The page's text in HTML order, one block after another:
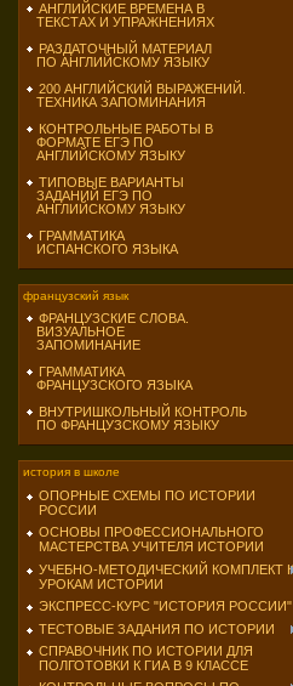
АНГЛИЙСКИЕ ВРЕМЕНА В
ТЕКСТАХ И УПРАЖНЕНИЯХ
РАЗДАТОЧНЫЙ МАТЕРИАЛ
ПО АНГЛИЙСКОМУ ЯЗЫКУ
200 АНГЛИЙСКИЙ ВЫРАЖЕНИЙ.
ТЕХНИКА ЗАПОМИНАНИЯ
КОНТРОЛЬНЫЕ РАБОТЫ В
ФОРМАТЕ ЕГЭ ПО
АНГЛИЙСКОМУ ЯЗЫКУ
ТИПОВЫЕ ВАРИАНТЫ
ЗАДАНИЙ ЕГЭ ПО
АНГЛИЙСКОМУ ЯЗЫКУ
ГРАММАТИКА
ИСПАНСКОГО ЯЗЫКА
французский язык
ФРАНЦУЗСКИЕ СЛОВА.
ВИЗУАЛЬНОЕ
ЗАПОМИНАНИЕ
ГРАММАТИКА
ФРАНЦУЗСКОГО ЯЗЫКА
ВНУТРИШКОЛЬНЫЙ КОНТРОЛЬ
ПО ФРАНЦУЗСКОМУ ЯЗЫКУ
история в школе
ОПОРНЫЕ СХЕМЫ ПО ИСТОРИИ
РОССИИ
ОСНОВЫ ПРОФЕССИОНАЛЬНОГО
МАСТЕРСТВА УЧИТЕЛЯ ИСТОРИИ
УЧЕБНО-МЕТОДИЧЕСКИЙ КОМПЛЕКТ К
УРОКАМ ИСТОРИИ
ЭКСПРЕСС-КУРС "ИСТОРИЯ РОССИИ"
ТЕСТОВЫЕ ЗАДАНИЯ ПО ИСТОРИИ
СПРАВОЧНИК ПО ИСТОРИИ ДЛЯ
ПОЛГОТОВКИ К ГИА В 9 КЛАССЕ